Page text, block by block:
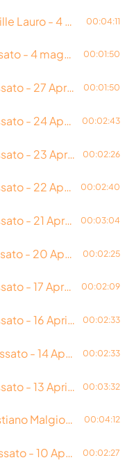
Buongiorno VIP - Achille Lauro - 4 Maggio 2026 00:04:11
Le classifiche del passato - 4 maggio 2021 00:01:50
Le classifiche del passato - 27 Aprile 1978 00:01:50
Le classifiche del passato - 24 Aprile 2026 00:02:43
Le classifiche del passato - 23 Aprile 2026 00:02:26
Le classifiche del passato - 22 Aprile 2026 00:02:40
Le classifiche del passato - 21 Aprile 2026 00:03:04
Le classifiche del passato - 20 Aprile 2026 00:02:25
Le classifiche del passato - 17 Aprile 2026 00:02:09
Le classifiche del passato - 16 Aprile 2026 00:02:33
Le classifiche del passato - 14 Aprile 2026 00:02:33
Le classifiche del passato - 13 Aprile 2026 00:03:32
Buongiorno VIP - Cristiano Malgioglio - 10 Aprile 2026 00:04:12
Le classifiche del passato - 10 Aprile 2026 00:02:27